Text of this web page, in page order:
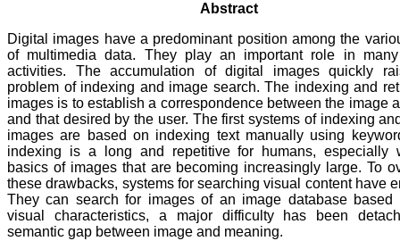
Abstract
Digital images have a predominant position among the
of multimedia data. They play an important role in
activities. The accumulation of digital images quickly
problem of indexing and image search. The indexing and
images is to establish a correspondence between the image
and that desired by the user. The first systems of indexing
images are based on indexing text manually using
indexing is a long and repetitive for humans, especially
basics of images that are becoming increasingly large. To
these drawbacks, systems for searching visual content have
They can search for images of an image database based
visual characteristics, a major difficulty has been
semantic gap between image and meaning.